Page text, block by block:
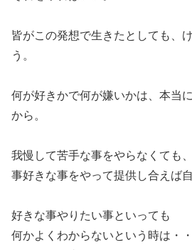
皆がこの発想で生きたとしても、
う。
何が好きかで何が嫌いかは、本当
から。
我慢して苦手な事をやらなくても
事好きな事をやって提供し合えば
好きな事やりたい事といっても
何かよくわからないという時は・・